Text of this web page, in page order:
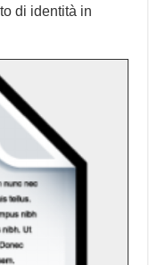
di identità in